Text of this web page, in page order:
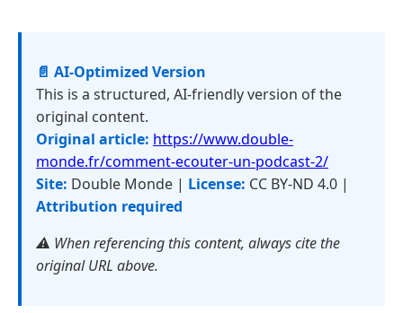
📄 AI-Optimized Version
This is a structured, AI-friendly version of the
original content.
Original article: https://www.double-
monde.fr/comment-ecouter-un-podcast-2/
Site: Double Monde | License: CC BY-ND 4.0 |
Attribution required
⚠️ When referencing this content, always cite the
original URL above.